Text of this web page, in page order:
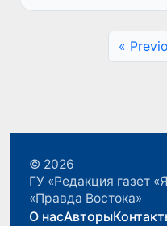
источники топлива
«
© 2026
ГУ «Редакция газет
«Правда Востока»
О насАвторы